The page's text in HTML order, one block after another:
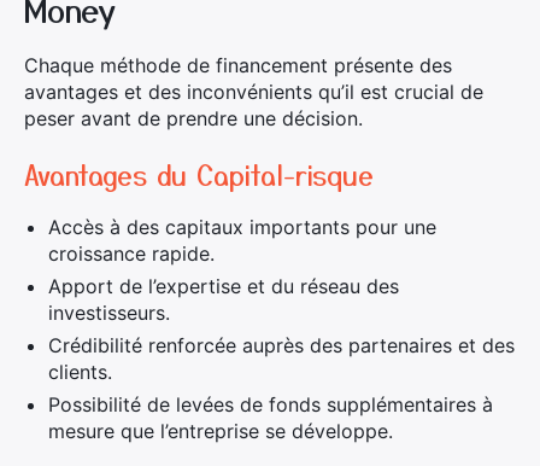
Chaque méthode de financement présente des
avantages et des inconvénients qu’il est crucial de
peser avant de prendre une décision.
Avantages du Capital-risque
Accès à des capitaux importants pour une
croissance rapide.
Apport de l’expertise et du réseau des
investisseurs.
Crédibilité renforcée auprès des partenaires et des
clients.
Possibilité de levées de fonds supplémentaires à
mesure que l’entreprise se développe.